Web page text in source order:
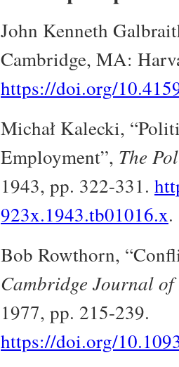
John Kenneth
Cambridge, MA:
https://doi.org/
Michał Kalecki,
Employment”, The
1943, pp. 322-331.
923x.1943.tb01016.x.
Bob Rowthorn,
Cambridge Journal of
1977, pp. 215-239.
https://doi.org/